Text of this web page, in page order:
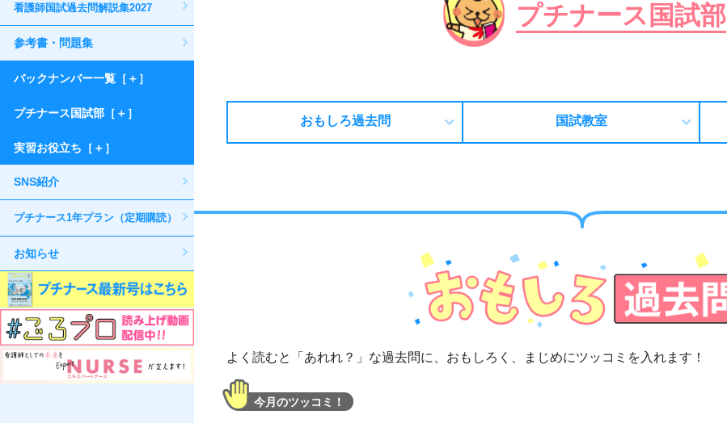
看護師国試過去問解説集2027
参考書・問題集
バックナンバー一覧［＋］
プチナース国試部［＋］
実習お役立ち［＋］
SNS紹介
プチナース1年プラン（定期購読）
お知らせ
プチナース国試部
おもしろ過去問 国試教室
よく読むと「あれれ？」な過去問に、おもしろく、まじめにツッコミを入れます！
今月のツッコミ！